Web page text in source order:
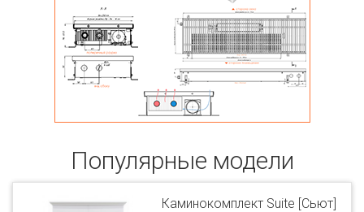
Популярные модели
Каминокомплект Suite [Сьют]